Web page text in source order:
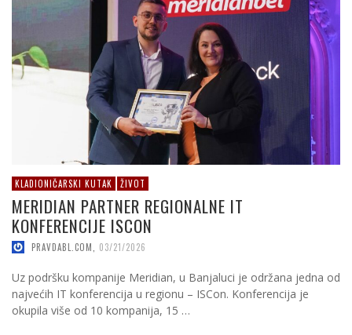
KLADIONIČARSKI KUTAK ŽIVOT
MERIDIAN PARTNER REGIONALNE IT
KONFERENCIJE ISCON
PRAVDABL.COM 03/21/2026
Uz podršku kompanije Meridian, u Banjaluci je održana jedna od
najvećih IT konferencija u regionu – ISCon. Konferencija je
okupila više od 10 kompanija, 15 …